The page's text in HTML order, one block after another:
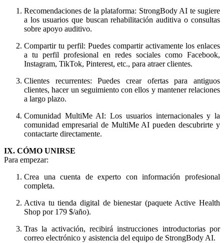
Recomendaciones de la plataforma: StrongBody AI te sugiere
a los usuarios que buscan rehabilitación auditiva o consultas
sobre apoyo auditivo.
Compartir tu perfil: Puedes compartir activamente los enlaces
a tu perfil profesional en redes sociales como Facebook,
Instagram, TikTok, Pinterest, etc., para atraer clientes.
Clientes recurrentes: Puedes crear ofertas para antiguos
clientes, hacer un seguimiento con ellos y mantener relaciones
a largo plazo.
Comunidad MultiMe AI: Los usuarios internacionales y la
comunidad empresarial de MultiMe AI pueden descubrirte y
contactarte directamente.
IX. CÓMO UNIRSE
Para empezar:
Crea una cuenta de experto con información profesional
completa.
Activa tu tienda digital de bienestar (paquete Active Health
Shop por 179 $/año).
Tras la activación, recibirá instrucciones introductorias por
correo electrónico y asistencia del equipo de StrongBody AI.